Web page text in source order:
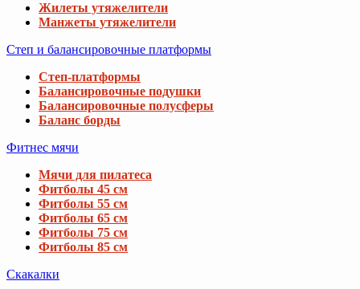
Жилеты утяжелители
Манжеты утяжелители
Степ и балансировочные платформы
Степ-платформы
Балансировочные подушки
Балансировочные полусферы
Баланс борды
Фитнес мячи
Мячи для пилатеса
Фитболы 45 см
Фитболы 55 см
Фитболы 65 см
Фитболы 75 см
Фитболы 85 см
Скакалки